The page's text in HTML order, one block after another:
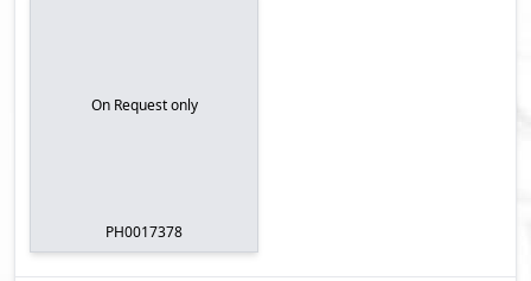
On Request only
PH0017378